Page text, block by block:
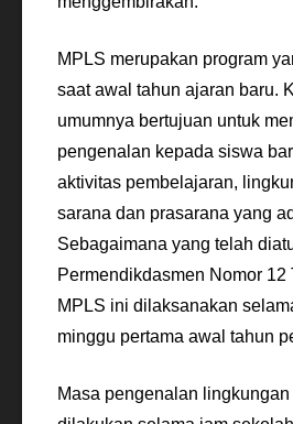
MPLS merupakan program
saat awal tahun ajaran baru.
umumnya bertujuan untuk
pengenalan kepada siswa
aktivitas pembelajaran,
sarana dan prasarana yang
Sebagaimana yang telah
Permendikdasmen Nomor 12
MPLS ini dilaksanakan
minggu pertama awal tahun
Masa pengenalan